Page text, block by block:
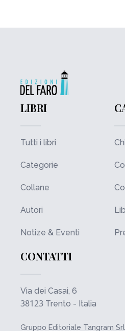
LIBRI
Tutti i libri
Categorie
Collane
Autori
Notize & Eventi
CONTATTI
Via dei Casai, 6
38123 Trento - Italia
Gruppo Editoriale Tangram Srl